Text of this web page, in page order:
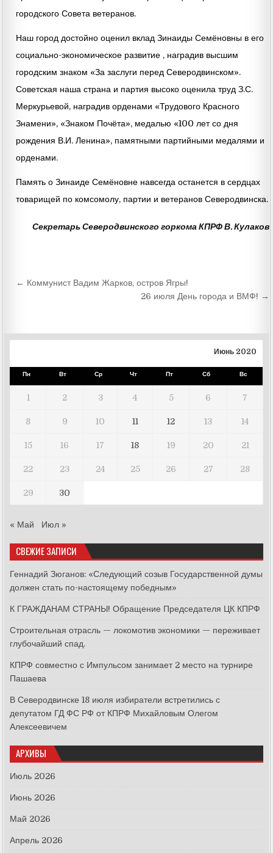
городского Совета ветеранов.
Наш город достойно оценил вклад Зинаиды Семёновны в его
социально-экономическое развитие , наградив высшим
городским знаком «За заслуги перед Северодвинском».
Советская наша страна и партия высоко оценила труд З.С.
Меркурьевой, наградив орденами «Трудового Красного
Знамени», «Знаком Почёта», медалью «100 лет со дня
рождения В.И. Ленина», памятными партийными медалями и
орденами.
Память о Зинаиде Семёновне навсегда останется в сердцах
товарищей по комсомолу, партии и ветеранов Северодвинска.
Секретарь Северодвинского горкома КПРФ В. Кулаков
Навигация
← Коммунист Вадим Жарков, остров Ягры!
26 июля День города и ВМФ! →
Июнь 2020
Пн Вт Ср Чт Пт Сб Вс
1 2 3 4 5 6 7
8 9 10 11 12 13 14
15 16 17 18 19 20 21
22 23 24 25 26 27 28
29 30
« Май Июл »
СВЕЖИЕ ЗАПИСИ
Геннадий Зюганов: «Следующий созыв Государственной думы
должен стать по-настоящему победным»
К ГРАЖДАНАМ СТРАНЫ! Обращение Председателя ЦК КПРФ
Строительная отрасль — локомотив экономики — переживает
глубочайший спад.
КПРФ совместно с Импульсом занимает 2 место на турнире
Пашаева
В Северодвинске 18 июля избиратели встретились с
депутатом ГД ФС РФ от КПРФ Михайловым Олегом
Алексеевичем
АРХИВЫ
Июль 2026
Июнь 2026
Май 2026
Апрель 2026